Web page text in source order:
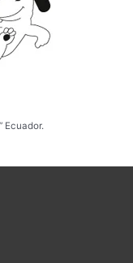
Ecuador.